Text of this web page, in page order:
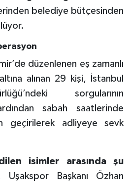
belediye bütçesinden
düzenlenen eş zamanlı
alınan 29 kişi, İstanbul
sorgularının
sabah saatlerinde
geçirilerek adliyeye sevk
isimler arasında şu
Uşakspor Başkanı Özhan